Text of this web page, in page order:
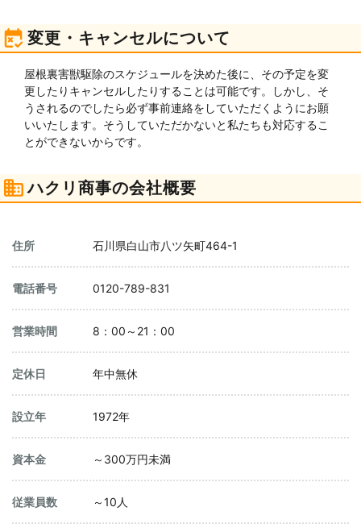
変更・キャンセルについて
屋根裏害獣駆除のスケジュールを決めた後に、その予定を変
更したりキャンセルしたりすることは可能です。しかし、そ
うされるのでしたら必ず事前連絡をしていただくようにお願
いいたします。そうしていただかないと私たちも対応するこ
とができないからです。
ハクリ商事の会社概要
住所 石川県白山市八ツ矢町464-1
資本金 ～300万円未満
電話番号 0120-789-831
従業員数 ～10人
営業時間 8：00～21：00
定休日 年中無休
設立年 1972年